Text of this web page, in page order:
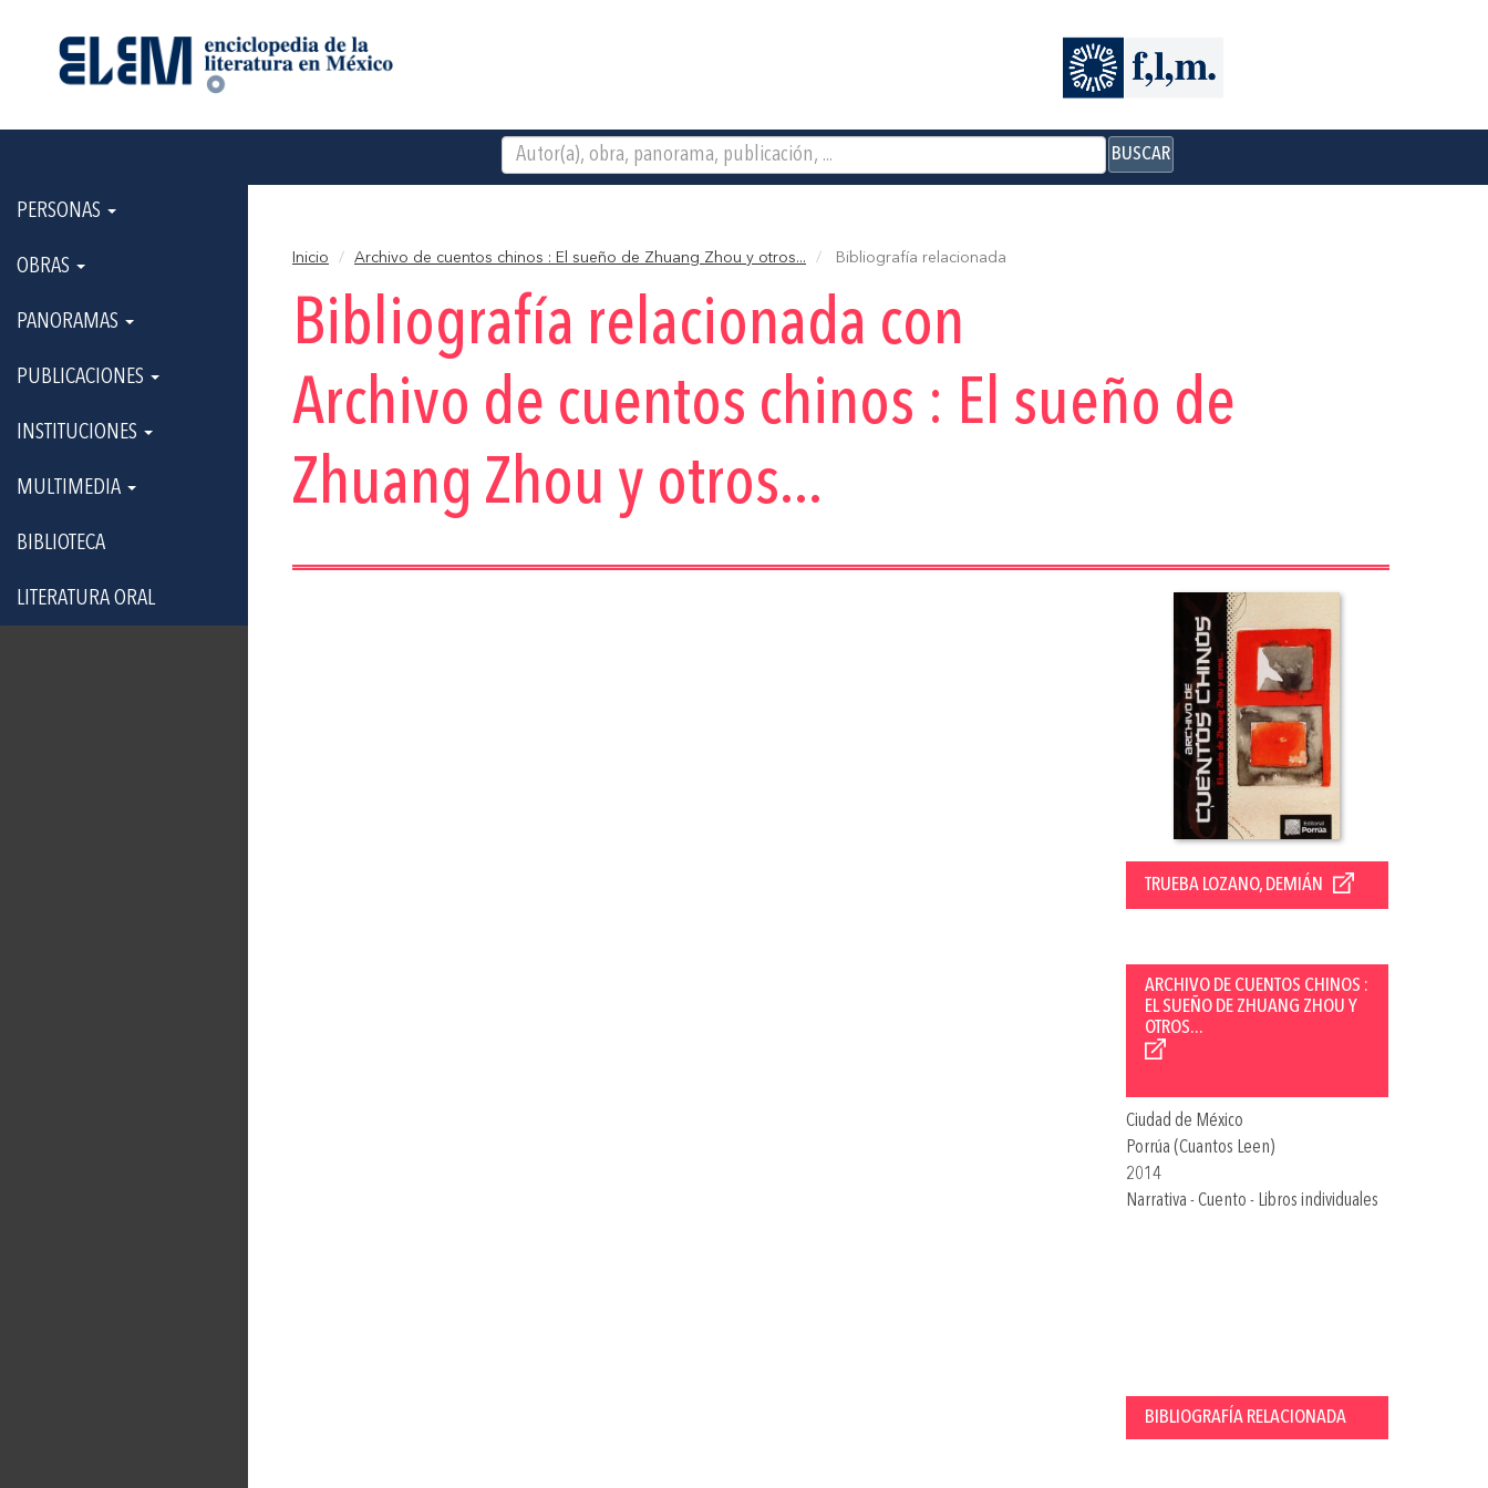
BUSCAR
PERSONAS
OBRAS
PANORAMAS
PUBLICACIONES
INSTITUCIONES
MULTIMEDIA
BIBLIOTECA
LITERATURA ORAL
Inicio Archivo de cuentos chinos : El sueño de Zhuang Zhou y otros... Bibliografía relacionada
Bibliografía relacionada con
Archivo de cuentos chinos : El sueño de
Zhuang Zhou y otros...
TRUEBA LOZANO, DEMIÁN
ARCHIVO DE CUENTOS CHINOS :
EL SUEÑO DE ZHUANG ZHOU Y
OTROS...
Ciudad de México
Porrúa (Cuantos Leen)
2014
Narrativa - Cuento - Libros individuales
BIBLIOGRAFÍA RELACIONADA